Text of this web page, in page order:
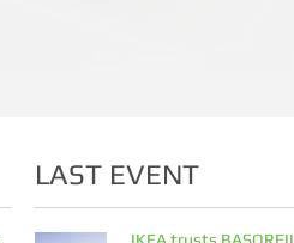
LAST EVENT